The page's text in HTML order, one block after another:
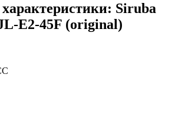
Siruba
E2-45F (original)